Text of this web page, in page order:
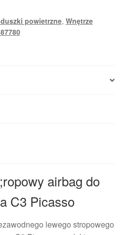
powietrzne, Wnętrze
airbag do
C3 Picasso
lewego stropowego